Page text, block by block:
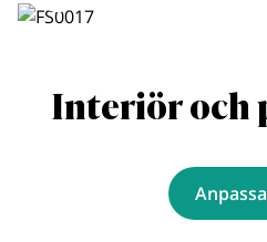
Interiör och